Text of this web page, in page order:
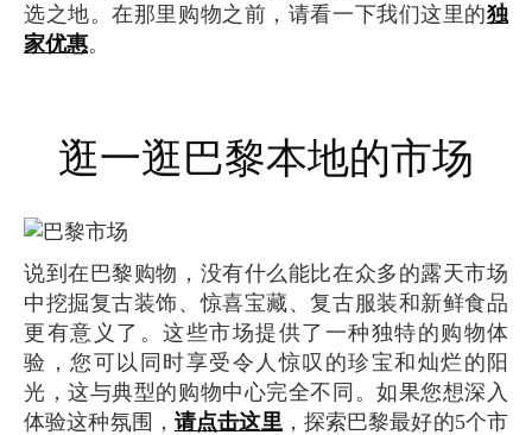
选之地。在那里购物之前，请看一下我们这里的独
家优惠。
逛一逛巴黎本地的市场
说到在巴黎购物，没有什么能比在众多的露天市场
中挖掘复古装饰、惊喜宝藏、复古服装和新鲜食品
更有意义了。这些市场提供了一种独特的购物体
验，您可以同时享受令人惊叹的珍宝和灿烂的阳
光，这与典型的购物中心完全不同。如果您想深入
体验这种氛围， 请点击这里 ，探索巴黎最好的5个市